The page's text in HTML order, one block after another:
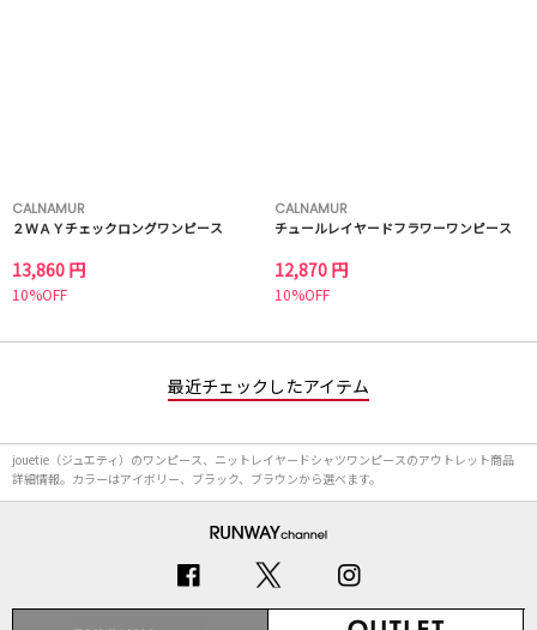
CALNAMUR
２ＷＡＹチェックロングワンピース
13,860 円
10%OFF
CALNAMUR
チュールレイヤードフラワーワンピース
12,870 円
10%OFF
最近チェックしたアイテム
jouetie（ジュエティ）のワンピース、ニットレイヤードシャツワンピースのアウトレット商品
詳細情報。カラーはアイボリー、ブラック、ブラウンから選べます。